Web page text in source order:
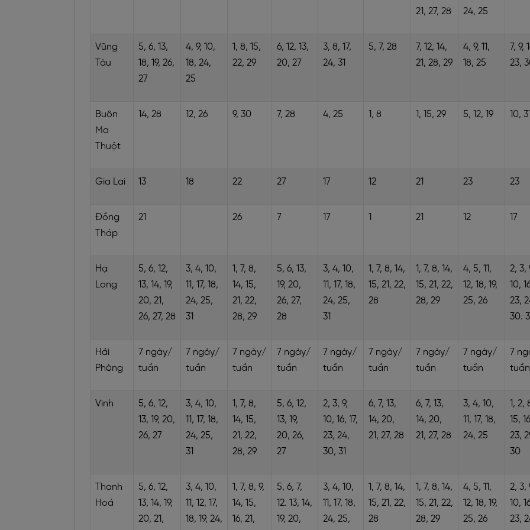
21, 27, 28
24, 25
Vũng
Tàu
5, 6, 13,
18, 19, 26,
27
4, 9, 10,
18, 24,
25
1, 8, 15,
22, 29
6, 12, 13,
20, 27
3, 8, 17,
24, 31
5, 7, 28
7, 12, 14,
21, 28, 29
4, 9, 11,
18, 25
7, 9,
23,
Buôn
Ma
Thuột
14, 28 12, 26 9, 30 7, 28 4, 25 1, 8 1, 15, 29 5, 12, 19 10, 31
Gia Lai 13 18 22 27 17 12 21 23 23
Đồng
Tháp
21 26 7 17 1 21 12 17
Hạ
Long
5, 6, 12,
13, 14, 19,
20, 21,
26, 27, 28
3, 4, 10,
11, 17, 18,
24, 25,
31
1, 7, 8,
14, 15,
21, 22,
28, 29
5, 6, 13,
19, 20,
26, 27,
28
3, 4, 10,
11, 17, 18,
24, 25,
31
1, 7, 8, 14,
15, 21, 22,
28
1, 7, 8, 14,
15, 21, 22,
28, 29
4, 5, 11,
12, 18, 19,
25, 26
2, 3,
10,
23,
30.
Hải
Phòng
7 ngày/
tuần
7 ngày/
tuần
7 ngày/
tuần
7 ngày/
tuần
7 ngày/
tuần
7 ngày/
tuần
7 ngày/
tuần
7 ngày/
tuần
7
tuần
Vinh
5, 6, 12,
13, 19, 20,
26, 27
3, 4, 10,
11, 17, 18,
24, 25,
31
1, 7, 8,
14, 15,
21, 22,
28, 29
5, 6, 12,
13, 19,
20, 26,
27
2, 3, 9,
10, 16, 17,
23, 24,
30, 31
6, 7, 13,
14, 20,
21, 27, 28
6, 7, 13,
14, 20,
21, 27, 28
3, 4, 10,
11, 17, 18,
24, 25
1, 2,
15,
23,
30
Thanh
Hoá
5, 6, 12,
13, 14, 19,
20, 21,
3, 4, 10,
11, 12, 17,
18, 19, 24,
1, 7, 8, 9,
14, 15,
16, 21,
5, 6, 7,
12. 13, 14,
19, 20,
3, 4, 10,
11, 17, 18,
24, 25,
1, 7, 8, 14,
15, 21, 22,
28
1, 7, 8, 14,
15, 21, 22,
28, 29
4, 5, 11,
12, 18, 19,
25, 26
2, 3,
10,
23,